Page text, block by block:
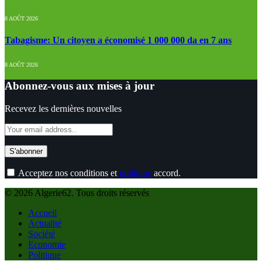
8 AOÛT 2026
Tabagisme: Un citoyen a économisé 1 000 000 da en 7 ans
8 AOÛT 2026
Abonnez-vous aux mises à jour
Recevez les dernières nouvelles
Acceptez nos conditions et politique accord.
© 2026 Algerie62. Tous droits réservés
Accueil
Actualité
Société
Economie
Politique